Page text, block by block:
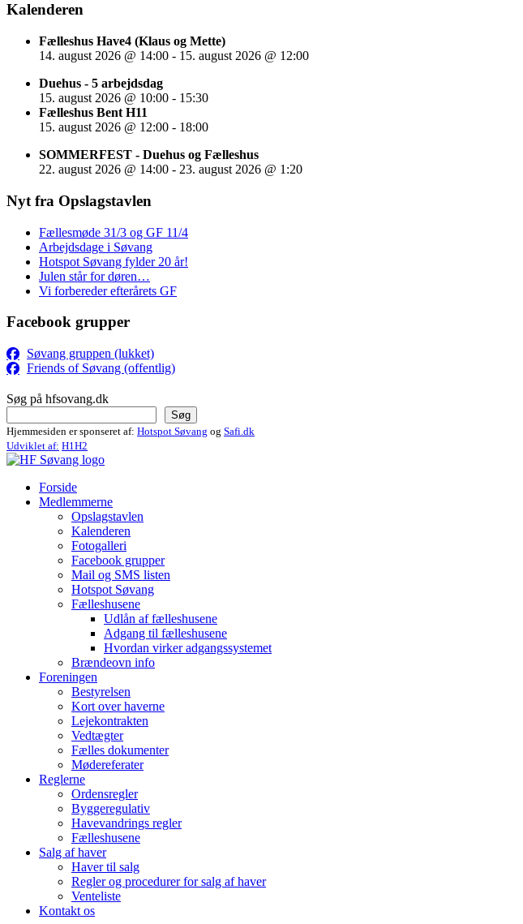
Kalenderen
Fælleshus Have4 (Klaus og Mette)
14. august 2026 @ 14:00 - 15. august 2026 @ 12:00
Duehus - 5 arbejdsdag
15. august 2026 @ 10:00 - 15:30
Fælleshus Bent H11
15. august 2026 @ 12:00 - 18:00
SOMMERFEST - Duehus og Fælleshus
22. august 2026 @ 14:00 - 23. august 2026 @ 1:20
Nyt fra Opslagstavlen
Fællesmøde 31/3 og GF 11/4
Arbejdsdage i Søvang
Hotspot Søvang fylder 20 år!
Julen står for døren…
Vi forbereder efterårets GF
Facebook grupper
Søvang gruppen (lukket)
Friends of Søvang (offentlig)
Søg på hfsovang.dk
Søg
Hjemmesiden er sponseret af: Hotspot Søvang og Safi.dk
Udviklet af: H1H2
Forside
Medlemmerne
Opslagstavlen
Kalenderen
Fotogalleri
Facebook grupper
Mail og SMS listen
Hotspot Søvang
Fælleshusene
Udlån af fælleshusene
Adgang til fælleshusene
Hvordan virker adgangssystemet
Brændeovn info
Foreningen
Bestyrelsen
Kort over haverne
Lejekontrakten
Vedtægter
Fælles dokumenter
Mødereferater
Reglerne
Ordensregler
Byggeregulativ
Havevandrings regler
Fælleshusene
Salg af haver
Haver til salg
Regler og procedurer for salg af haver
Venteliste
Kontakt os